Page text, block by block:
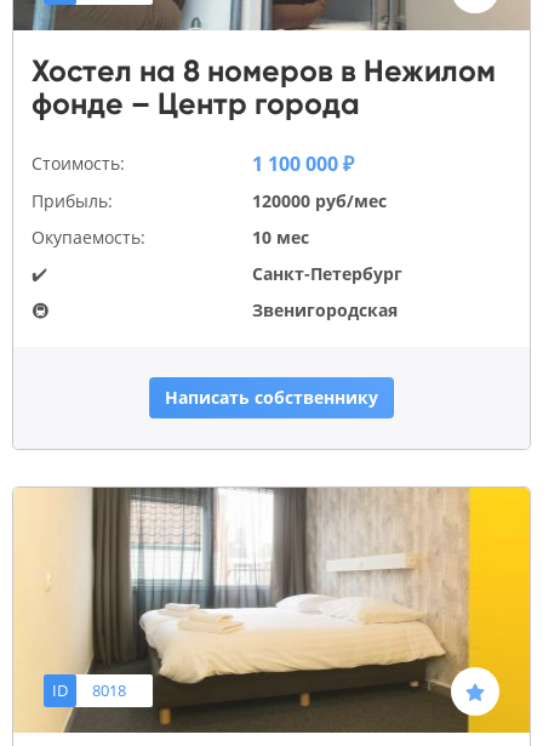
Хостел на 8 номеров в Нежилом
фонде – Центр города
Стоимость: 1 100 000 ₽
Прибыль:
120000 руб/мес
Окупаемость:
10 мес
✔️
Санкт-Петербург
🚇
Звенигородская
Написать собственнику
ID 8018